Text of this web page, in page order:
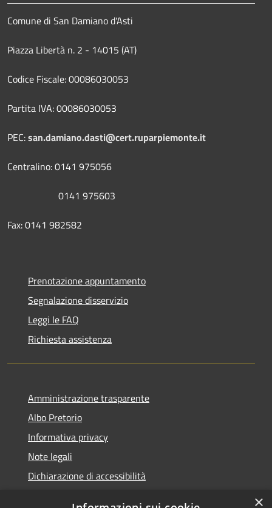
Comune di San Damiano d'Asti
Piazza Libertà n. 2 - 14015 (AT)
Codice Fiscale: 00086030053
Partita IVA: 00086030053
PEC:san.damiano.dasti@cert.ruparpiemonte.it
Centralino: 0141 975056
0141 975603
Fax: 0141 982582
Prenotazione appuntamento
Segnalazione disservizio
Leggi le FAQ
Richiesta assistenza
Amministrazione trasparente
Albo Pretorio
Informativa privacy
Note legali
Dichiarazione di accessibilità
×